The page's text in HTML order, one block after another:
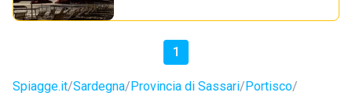
1
Spiagge.it Sardegna Provincia di Sassari Portisco